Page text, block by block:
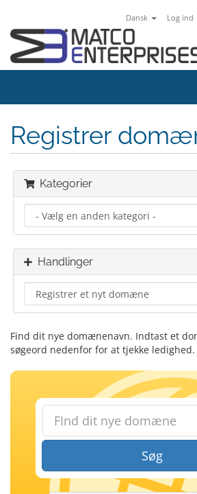
Dansk Log ind
Registrer
Kategorier
Handlinger
Find dit nye domænenavn. Indtast et
søgeord nedenfor for at tjekke ledighed.
Søg